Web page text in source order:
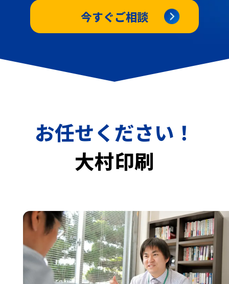
今すぐご相談
お任せください！
大村印刷